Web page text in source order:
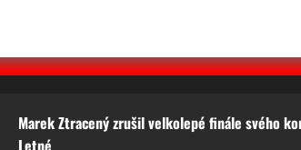
Marek Ztracený zrušil velkolepé finále svého
Letné